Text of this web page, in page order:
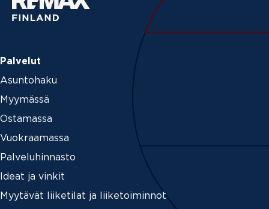
Palvelut
Asuntohaku
Myymässä
Ostamassa
Vuokraamassa
Palveluhinnasto
Ideat ja vinkit
Myytävät liiketilat ja liiketoiminnot